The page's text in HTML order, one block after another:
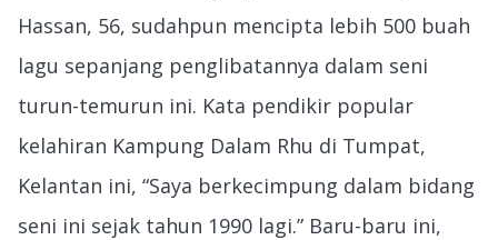
Hassan, 56, sudahpun mencipta lebih 500 buah
lagu sepanjang penglibatannya dalam seni
turun-temurun ini. Kata pendikir popular
kelahiran Kampung Dalam Rhu di Tumpat,
Kelantan ini, “Saya berkecimpung dalam bidang
seni ini sejak tahun 1990 lagi.” Baru-baru ini,